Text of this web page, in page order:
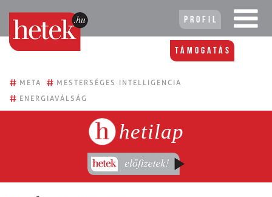
Profil
Támogatás
# META # MESTERSÉGES INTELLIGENCIA
# ENERGIAVÁLSÁG
hetilap